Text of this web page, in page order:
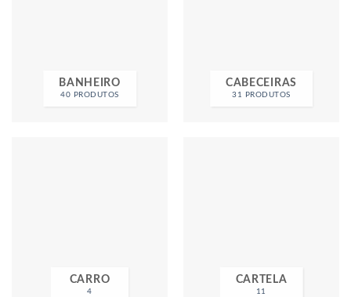
BANHEIRO
40 PRODUTOS
CABECEIRAS
31 PRODUTOS
CARRO
4
CARTELA
11